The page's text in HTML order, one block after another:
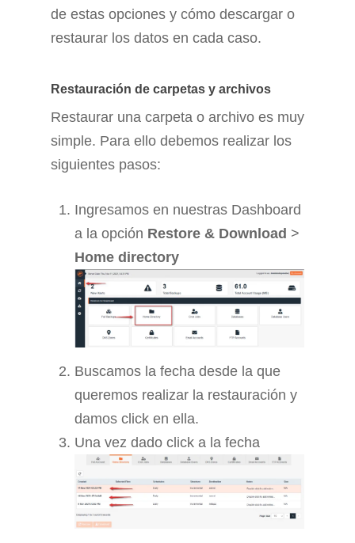
de estas opciones y cómo descargar o
restaurar los datos en cada caso.
Restauración de carpetas y archivos
Restaurar una carpeta o archivo es muy
simple. Para ello debemos realizar los
siguientes pasos:
Ingresamos en nuestras Dashboard
a la opción Restore & Download >
Home directory
Buscamos la fecha desde la que
queremos realizar la restauración y
damos click en ella.
Una vez dado click a la fecha